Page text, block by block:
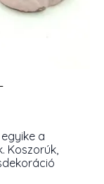
a
Koszorúk,